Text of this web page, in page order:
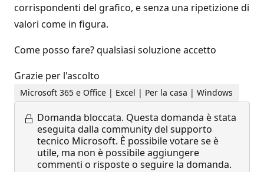
corrispondenti del grafico, e senza una ripetizione di
valori come in figura.
Come posso fare? qualsiasi soluzione accetto
Grazie per l'ascolto
Microsoft 365 e Office | Excel | Per la casa | Windows
Domanda bloccata. Questa domanda è stata
eseguita dalla community del supporto
tecnico Microsoft. È possibile votare se è
utile, ma non è possibile aggiungere
commenti o risposte o seguire la domanda.